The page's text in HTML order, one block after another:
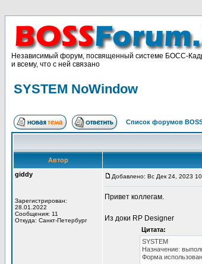
Независимый форум, посвященный системе БОСС-
и всему, что с ней связано
SYSTEM NoWindow
Список форумов
Автор
giddy
Зарегистрирован:
28.01.2022
Сообщения: 11
Откуда: Санкт-Петербург
Добавлено: Вс Дек 24, 2023
Привет коллегам.
Из доки RP Designer
Цитата:
SYSTEM
Назначение:
Форма